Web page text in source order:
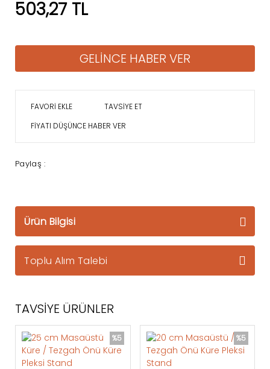
503,27 TL
GELİNCE HABER VER
TAVSİYE ET
FİYATI DÜŞÜNCE HABER VER
Paylaş :
Ürün Bilgisi
Toplu Alım Talebi
TAVSİYE ÜRÜNLER
%5 %5